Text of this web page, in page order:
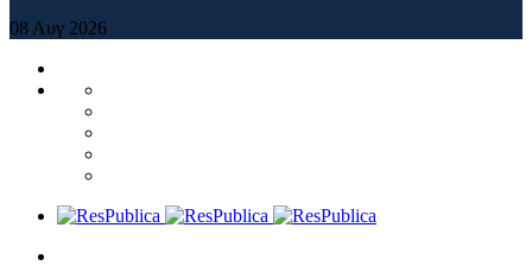
08 Αυγ 2026